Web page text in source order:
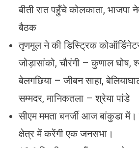
बीती रात पहुँचे कोलकाता,
बैठक
तृणमूल ने की डिस्ट्रिक
जोड़ासांको, चौरंगी – कुणाल घोष,
बेलगछिया – जीबन साहा,
सम्मदर, मानिकतला – श्रेया पांडे
सीएम ममता बनर्जी आज बांकुडा में।
क्षेत्र में करेंगी एक जनसभा।